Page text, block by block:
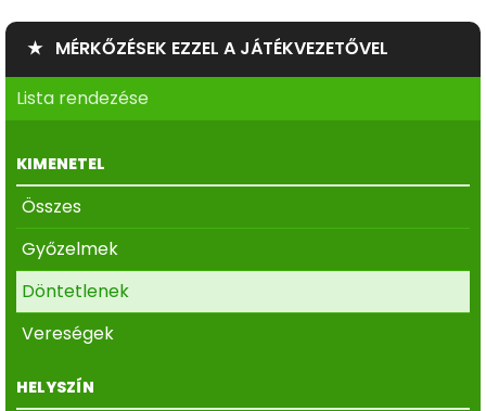
★ MÉRKŐZÉSEK EZZEL A JÁTÉKVEZETŐVEL
Lista rendezése
KIMENETEL
Összes
Győzelmek
Döntetlenek
Vereségek
HELYSZÍN